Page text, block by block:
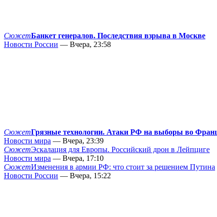
СюжетБанкет генералов. Последствия взрыва в Москве
Новости России — Вчера, 23:58
СюжетГрязные технологии. Атаки РФ на выборы во
Новости мира — Вчера, 23:39
СюжетЭскалация для Европы. Российский дрон в Лейпциге
Новости мира — Вчера, 17:10
СюжетИзменения в армии РФ: что стоит за решением Путина
Новости России — Вчера, 15:22